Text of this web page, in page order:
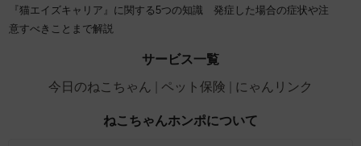
『猫エイズキャリア』に関する5つの知識 発症した場合の症状や注
意すべきことまで解説
サービス一覧
今日のねこちゃん
ペット保険 にゃんリンク
ねこちゃんホンポについて